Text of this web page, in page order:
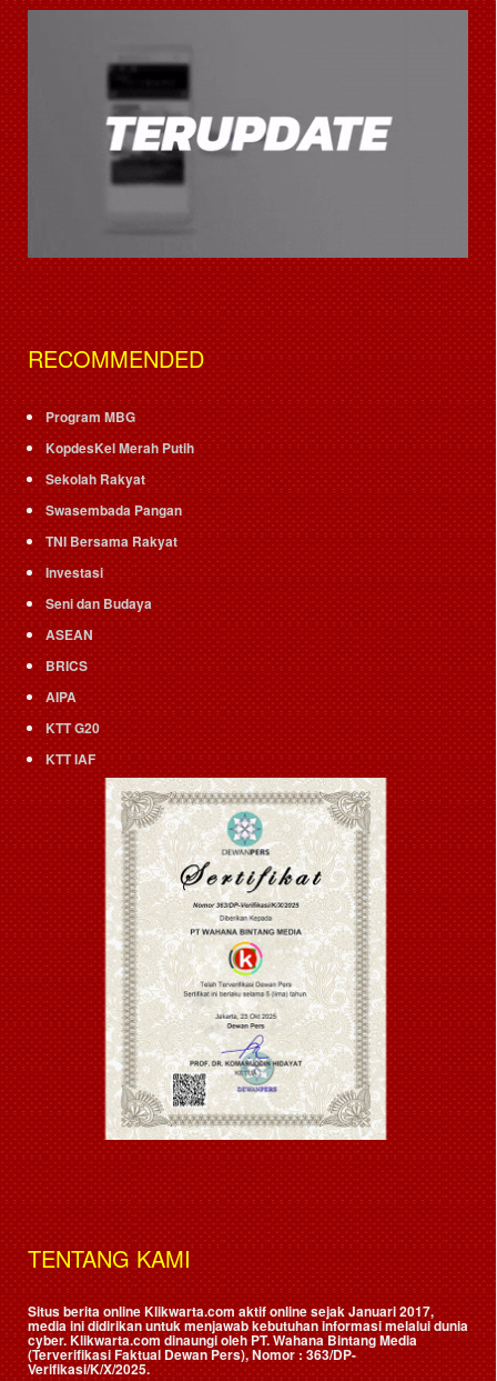
RECOMMENDED
Program MBG
KopdesKel Merah Putih
Sekolah Rakyat
Swasembada Pangan
TNI Bersama Rakyat
Investasi
Seni dan Budaya
ASEAN
BRICS
AIPA
KTT G20
KTT IAF
TENTANG KAMI
Situs berita online Klikwarta.com aktif online sejak Januari 2017,
media ini didirikan untuk menjawab kebutuhan informasi melalui dunia
cyber. Klikwarta.com dinaungi oleh PT. Wahana Bintang Media
(Terverifikasi Faktual Dewan Pers), Nomor : 363/DP-
Verifikasi/K/X/2025.